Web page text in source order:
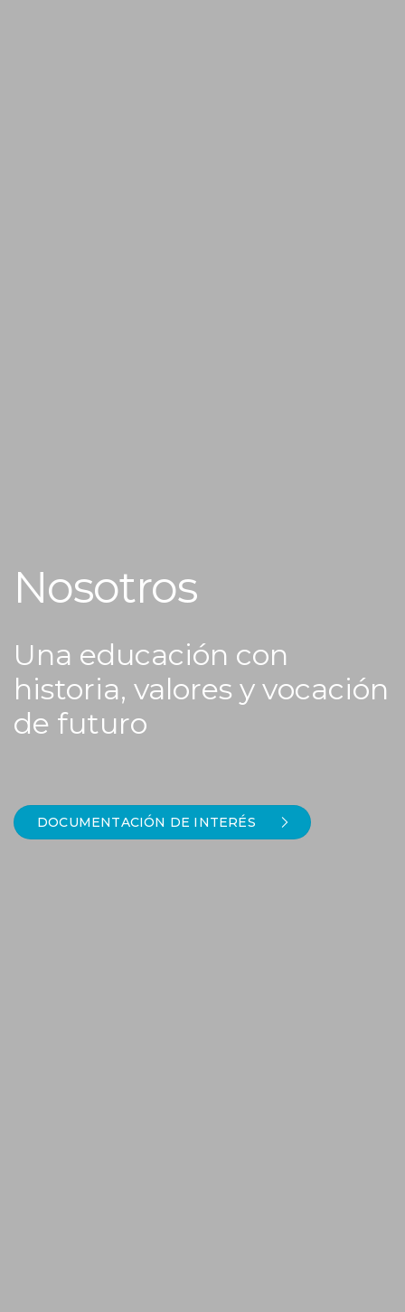
Nosotros
Una educación con
historia, valores y vocación
de futuro
DOCUMENTACIÓN DE INTERÉS